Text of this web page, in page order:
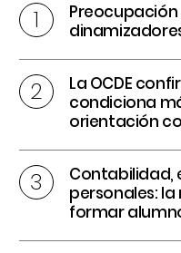
Preocupación
La OCDE
condiciona
orientación
Contabilidad,
personales:
formar